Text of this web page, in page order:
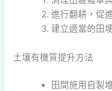
進行翻耕，促
建立適當的田
土壤有機質提升方法
田間施用自製